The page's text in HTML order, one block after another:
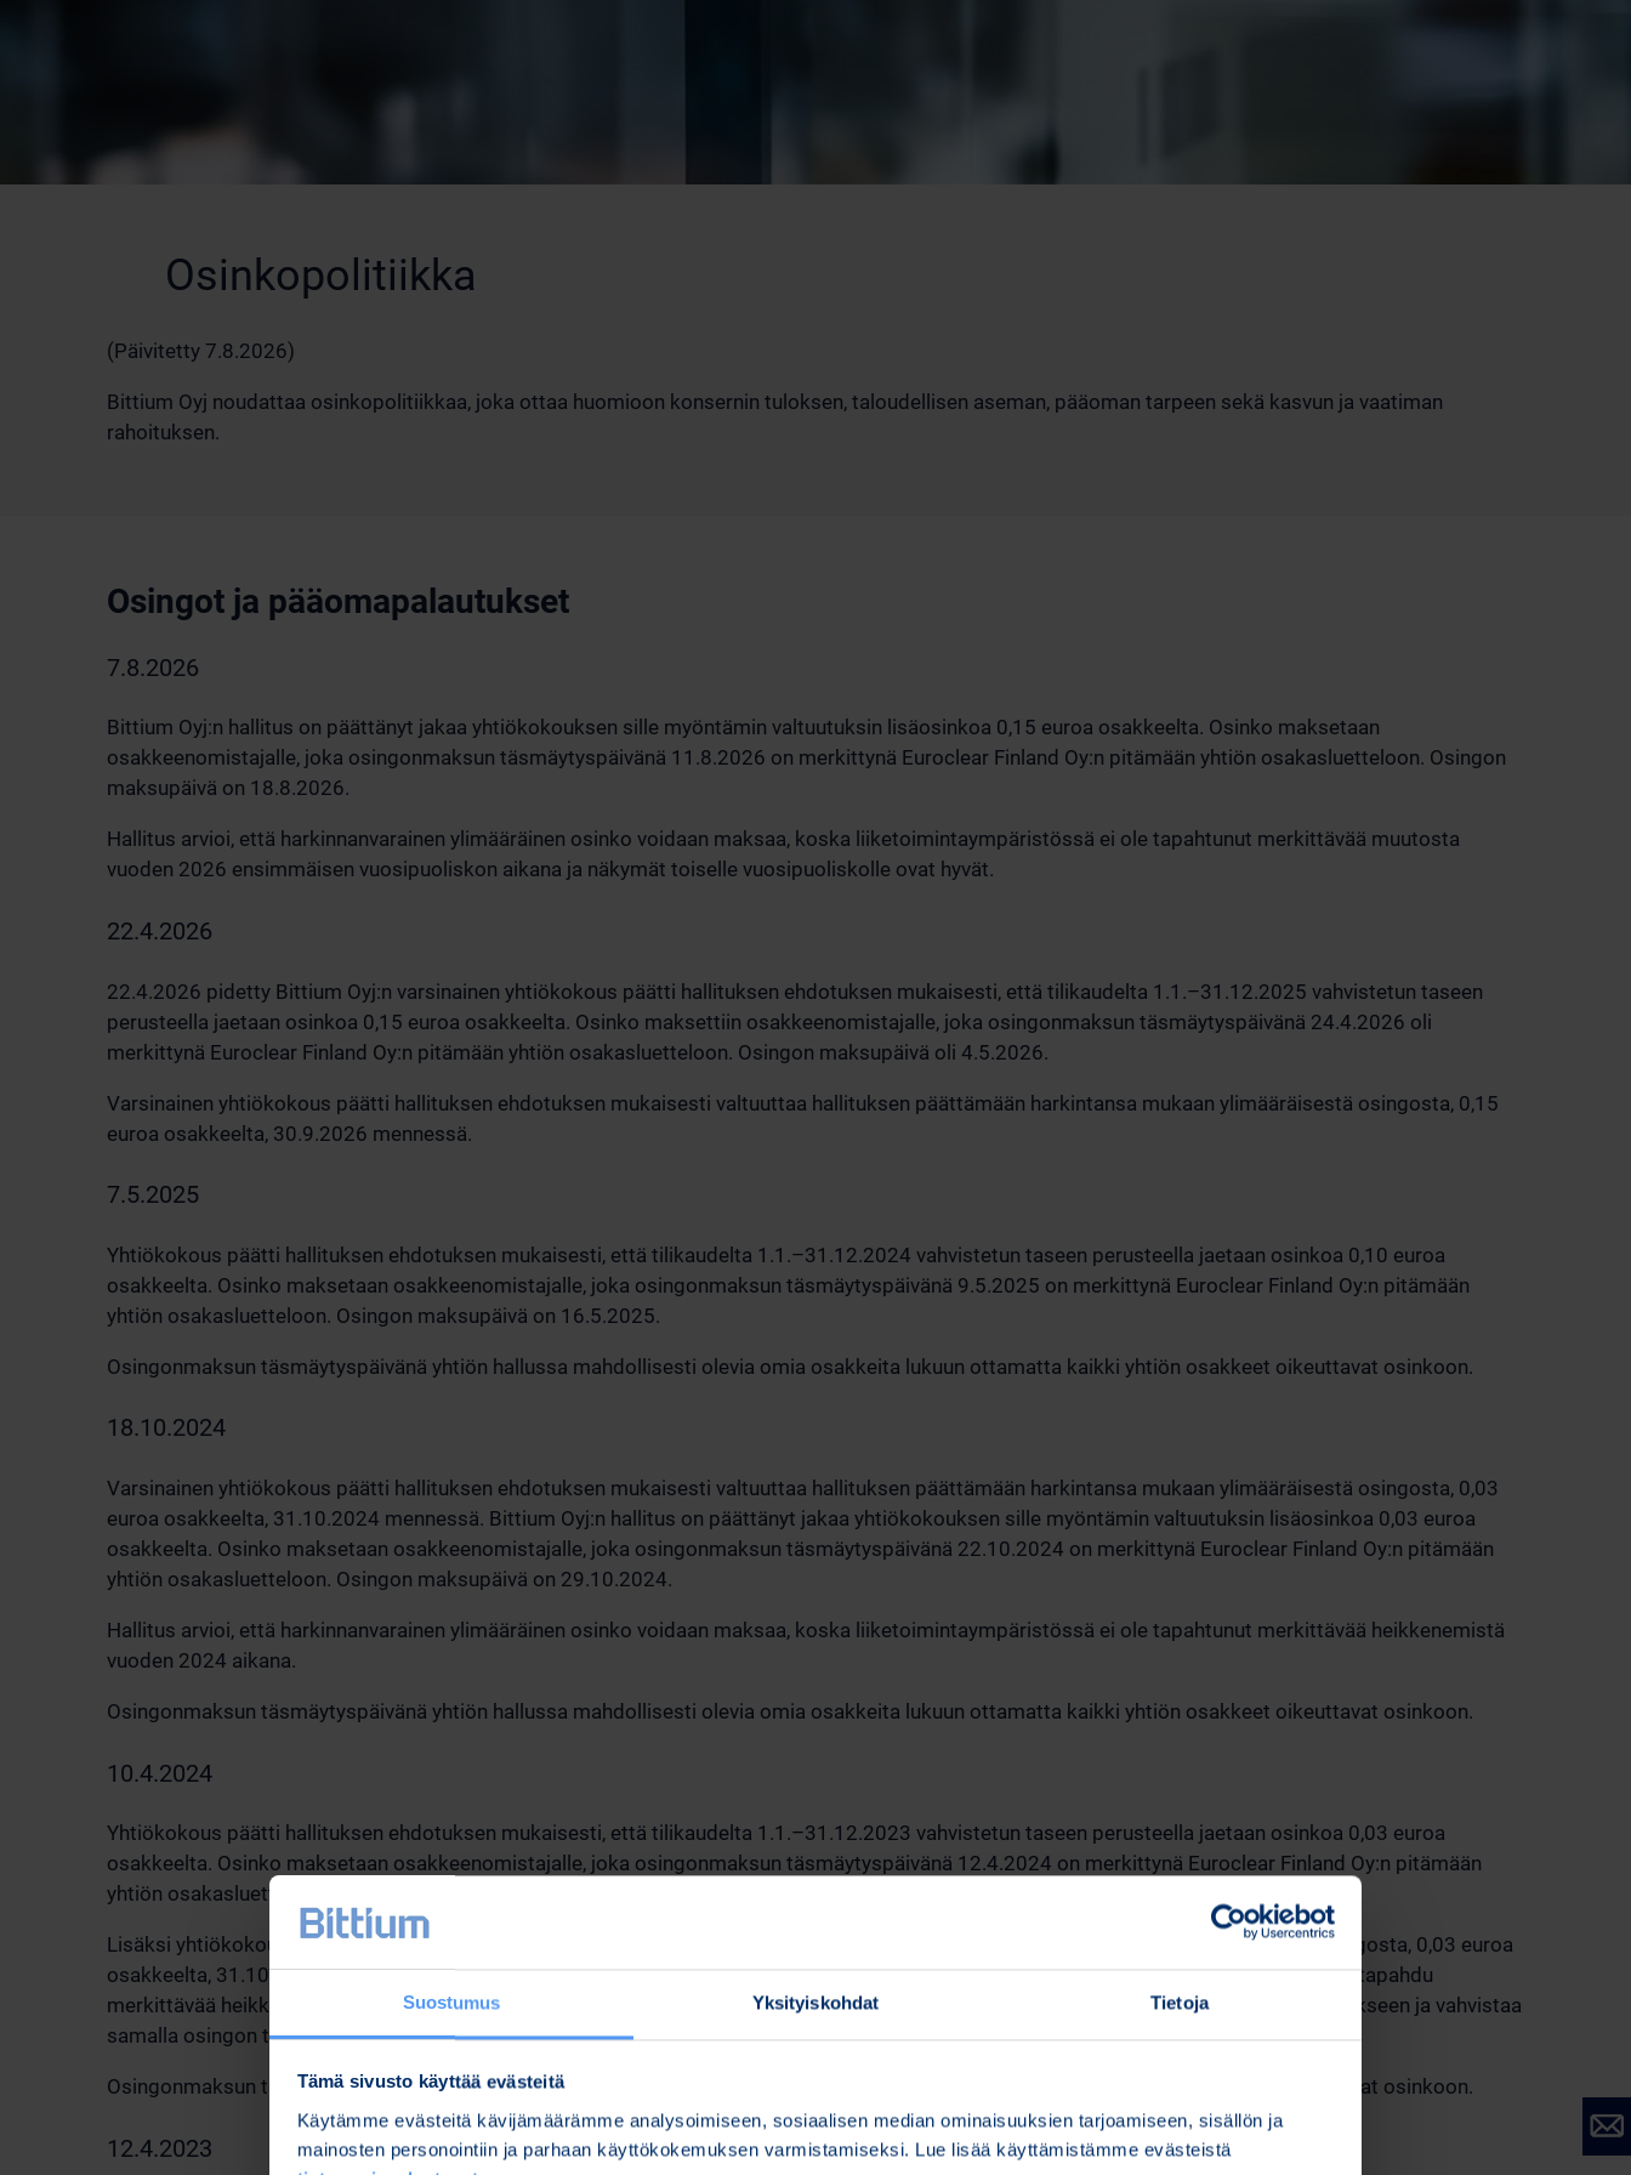
Suostumus Yksityiskohdat Tietoja
Tämä sivusto käyttää evästeitä
Käytämme evästeitä kävijämäärämme analysoimiseen, sosiaalisen median ominaisuuksien tarjoamiseen, sisällön ja
mainosten personointiin ja parhaan käyttökokemuksen varmistamiseksi. Lue lisää käyttämistämme evästeistä
Osinkopolitiikka
(Päivitetty 7.8.2026)
Bittium Oyj noudattaa osinkopolitiikkaa, joka ottaa huomioon konsernin tuloksen, taloudellisen aseman, pääoman tarpeen sekä kasvun ja vaatiman
rahoituksen.
Osingot ja pääomapalautukset
7.8.2026
Bittium Oyj:n hallitus on päättänyt jakaa yhtiökokouksen sille myöntämin valtuutuksin lisäosinkoa 0,15 euroa osakkeelta. Osinko maksetaan
osakkeenomistajalle, joka osingonmaksun täsmäytyspäivänä 11.8.2026 on merkittynä Euroclear Finland Oy:n pitämään yhtiön osakasluetteloon. Osingon
maksupäivä on 18.8.2026.
Hallitus arvioi, että harkinnanvarainen ylimääräinen osinko voidaan maksaa, koska liiketoimintaympäristössä ei ole tapahtunut merkittävää muutosta
vuoden 2026 ensimmäisen vuosipuoliskon aikana ja näkymät toiselle vuosipuoliskolle ovat hyvät.
22.4.2026
22.4.2026 pidetty Bittium Oyj:n varsinainen yhtiökokous päätti hallituksen ehdotuksen mukaisesti, että tilikaudelta 1.1.–31.12.2025 vahvistetun taseen
perusteella jaetaan osinkoa 0,15 euroa osakkeelta. Osinko maksettiin osakkeenomistajalle, joka osingonmaksun täsmäytyspäivänä 24.4.2026 oli
merkittynä Euroclear Finland Oy:n pitämään yhtiön osakasluetteloon. Osingon maksupäivä oli 4.5.2026.
Varsinainen yhtiökokous päätti hallituksen ehdotuksen mukaisesti valtuuttaa hallituksen päättämään harkintansa mukaan ylimääräisestä osingosta, 0,15
euroa osakkeelta, 30.9.2026 mennessä.
7.5.2025
Yhtiökokous päätti hallituksen ehdotuksen mukaisesti, että tilikaudelta 1.1.–31.12.2024 vahvistetun taseen perusteella jaetaan osinkoa 0,10 euroa
osakkeelta. Osinko maksetaan osakkeenomistajalle, joka osingonmaksun täsmäytyspäivänä 9.5.2025 on merkittynä Euroclear Finland Oy:n pitämään
yhtiön osakasluetteloon. Osingon maksupäivä on 16.5.2025.
Osingonmaksun täsmäytyspäivänä yhtiön hallussa mahdollisesti olevia omia osakkeita lukuun ottamatta kaikki yhtiön osakkeet oikeuttavat osinkoon.
18.10.2024
Varsinainen yhtiökokous päätti hallituksen ehdotuksen mukaisesti valtuuttaa hallituksen päättämään harkintansa mukaan ylimääräisestä osingosta, 0,03
euroa osakkeelta, 31.10.2024 mennessä. Bittium Oyj:n hallitus on päättänyt jakaa yhtiökokouksen sille myöntämin valtuutuksin lisäosinkoa 0,03 euroa
osakkeelta. Osinko maksetaan osakkeenomistajalle, joka osingonmaksun täsmäytyspäivänä 22.10.2024 on merkittynä Euroclear Finland Oy:n pitämään
yhtiön osakasluetteloon. Osingon maksupäivä on 29.10.2024.
Hallitus arvioi, että harkinnanvarainen ylimääräinen osinko voidaan maksaa, koska liiketoimintaympäristössä ei ole tapahtunut merkittävää heikkenemistä
vuoden 2024 aikana.
Osingonmaksun täsmäytyspäivänä yhtiön hallussa mahdollisesti olevia omia osakkeita lukuun ottamatta kaikki yhtiön osakkeet oikeuttavat osinkoon.
10.4.2024
Yhtiökokous päätti hallituksen ehdotuksen mukaisesti, että tilikaudelta 1.1.–31.12.2023 vahvistetun taseen perusteella jaetaan osinkoa 0,03 euroa
osakkeelta. Osinko maksetaan osakkeenomistajalle, joka osingonmaksun täsmäytyspäivänä 12.4.2024 on merkittynä Euroclear Finland Oy:n pitämään
yhtiön osakasluetteloon. Osingon maksupäivä on 19.4.2024.
Lisäksi yhtiökokous päätti hallituksen ehdotuksen mukaisesti valtuuttaa hallituksen päättämään harkintansa mukaan ylimääräisestä osingosta, 0,03 euroa
osakkeelta, 31.10.2024 mennessä. Hallitus arvioi, että harkinnanvarainen ylimääräinen osinko maksetaan, ellei liiketoimintaympäristössä tapahdu
merkittävää heikkenemistä vuoden 2024 aikana. Yhtiö julkistaa hallituksen mahdollisesti tekemät osingonmaksuun liittyvät päätökset erikseen ja vahvistaa
samalla osingon täsmäytys- ja maksupäivät.
Osingonmaksun täsmäytyspäivänä yhtiön hallussa mahdollisesti olevia omia osakkeita lukuun ottamatta kaikki yhtiön osakkeet oikeuttavat osinkoon.
12.4.2023